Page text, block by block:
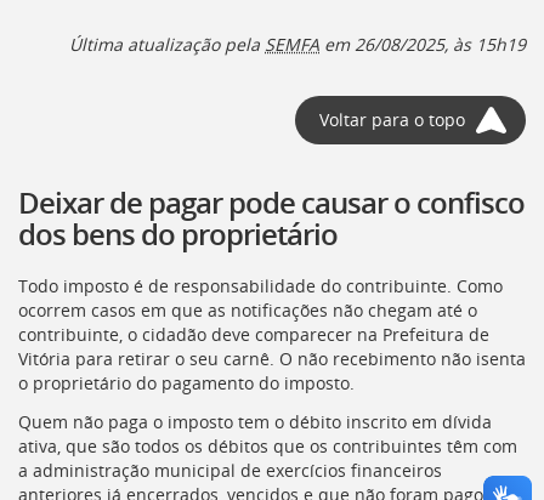
Última atualização pela SEMFA em 26/08/2025, às 15h19
Voltar para o topo
Deixar de pagar pode causar o confisco
dos bens do proprietário
Todo imposto é de responsabilidade do contribuinte. Como
ocorrem casos em que as notificações não chegam até o
contribuinte, o cidadão deve comparecer na Prefeitura de
Vitória para retirar o seu carnê. O não recebimento não isenta
o proprietário do pagamento do imposto.
Quem não paga o imposto tem o débito inscrito em dívida
ativa, que são todos os débitos que os contribuintes têm com
a administração municipal de exercícios financeiros
anteriores já encerrados, vencidos e que não foram pagos.